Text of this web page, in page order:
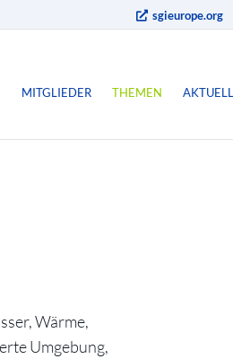
sgieurope.org
MITGLIEDER THEMEN
Wärme,
Umgebung,